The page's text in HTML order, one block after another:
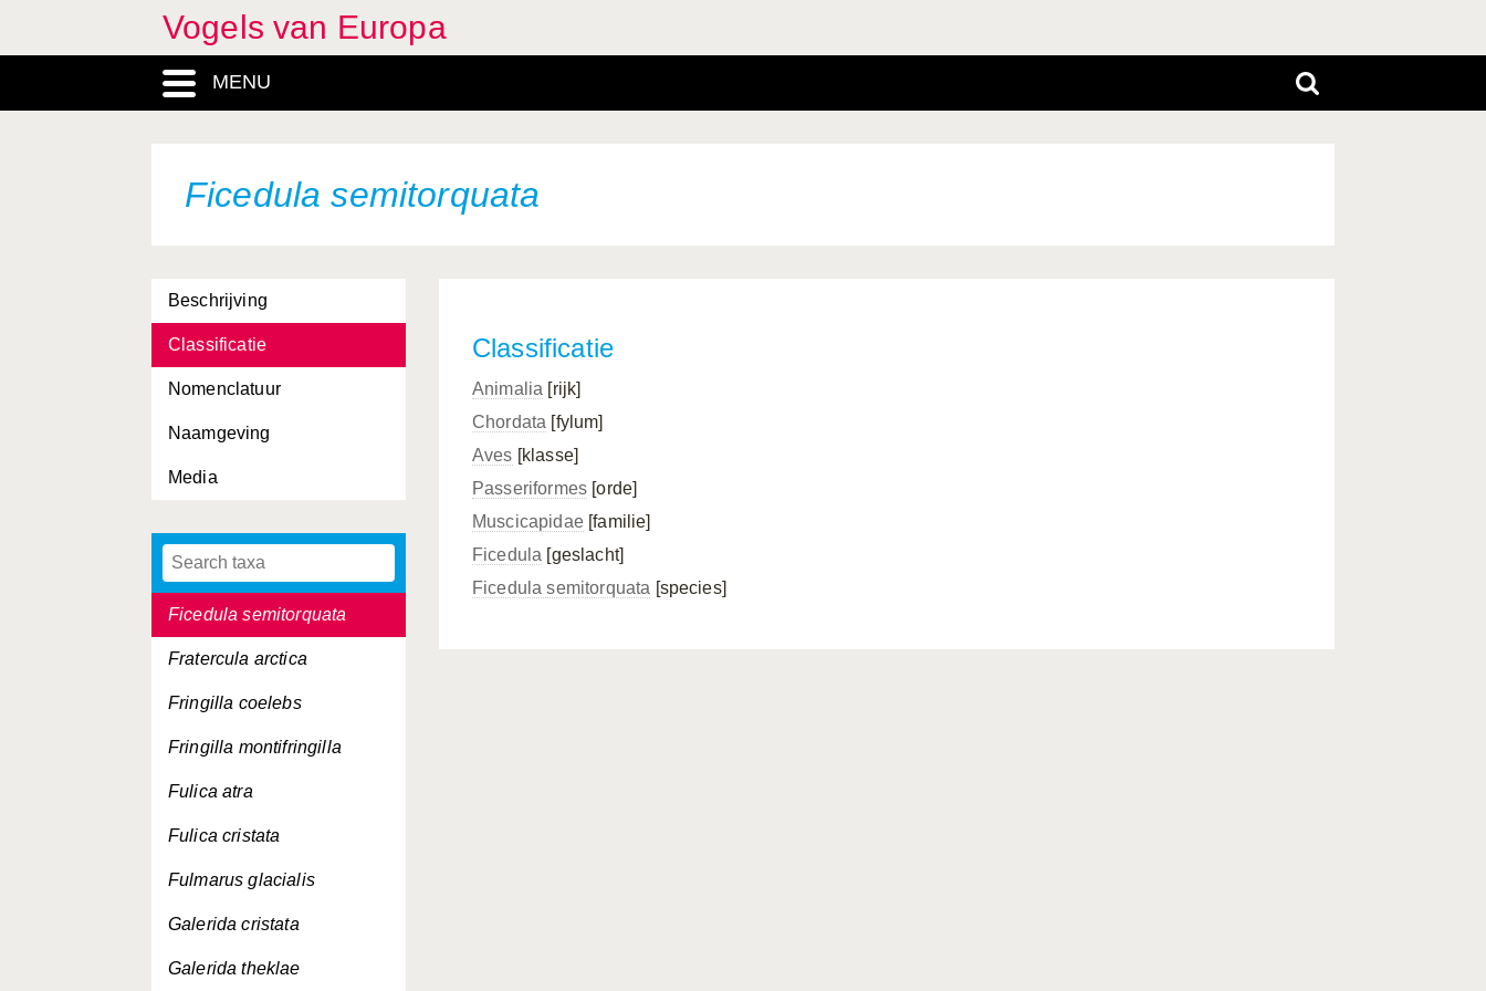
Vogels van Europa
MENU
Ficedula semitorquata
Beschrijving
Classificatie
Nomenclatuur
Naamgeving
Media
Falco biarmicus
Falco cherrug
Falco rusticolus
Falco subbuteo
Falco tinnunculus
Falco vespertinus
Ficedula albicollis
Ficedula parva
Ficedula semitorquata
Fratercula arctica
Fringilla coelebs
Fringilla montifringilla
Fulica atra
Fulica cristata
Fulmarus glacialis
Galerida cristata
Galerida theklae
Classificatie
Animalia [rijk]
Chordata [fylum]
Aves [klasse]
Passeriformes [orde]
Muscicapidae[familie]
Ficedula [geslacht]
Ficedula semitorquata [species]